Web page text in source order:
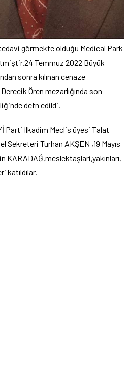
görmekte olduğu Medical Park
Temmuz 2022 Büyük
sonra kılınan cenaze
Ören mezarlığında son
defn edildi.
Parti Ilkadim Meclis üyesi Talat
Sekreteri Turhan AKŞEN ,19 Mayıs
KARADAĞ,meslektaşlari,yakınları,
katıldılar.